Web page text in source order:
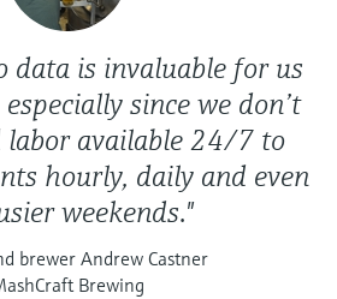
data is invaluable for us
since we don’t
labor available 24/7 to
hourly, daily and even
weekends."
brewer Andrew Castner
Brewing